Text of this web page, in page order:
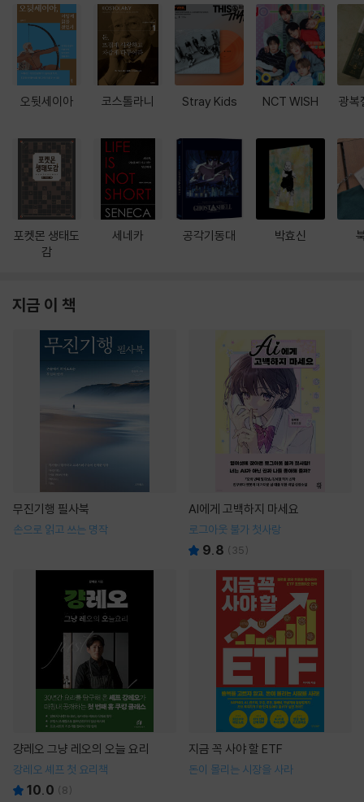
오뒷세이아
포켓몬 생태도
감
코스톨라니
세네카
Stray Kids
공각기동대
NCT WISH
박효신
광복
지금 이 책
무진기행 필사북
손으로 읽고 쓰는 명작
AI에게 고백하지 마세요
로그아웃 불가 첫사랑
9.8 ( 35)
걍레오 그냥 레오의 오늘 요리
강레오 셰프 첫 요리책
10.0 (8)
지금 꼭 사야 할 ETF
돈이 몰리는 시장을 사라